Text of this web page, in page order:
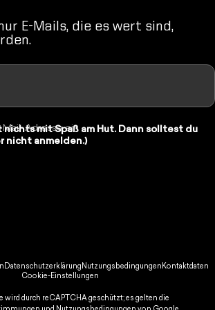
E-Mails, die es wert sind,
Mail-Adresse ein
nichts mit Spaß am Hut. Dann solltest du
nicht anmelden.)
Datenschutzerklärung Nutzungsbedingungen Kontaktdaten
Cookie-Einstellungen
wird durch reCAPTCHA geschützt; es gelten die